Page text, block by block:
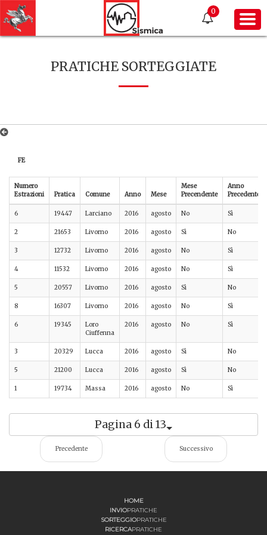
0
PRATICHE SORTEGGIATE
FE
Numero
Estrazioni
Pratica Comune Anno Mese
Mese
Precendente
Anno
Precedente
6 19447 Larciano 2016 agosto No Sì
2 21653 Livorno 2016 agosto Sì No
3 12732 Livorno 2016 agosto No Sì
4 11532 Livorno 2016 agosto No Sì
5 20557 Livorno 2016 agosto Sì No
8 16307 Livorno 2016 agosto No Sì
6 19345
Loro
Ciuffenna
2016 agosto No Sì
3 20329 Lucca 2016 agosto Sì No
5 21200 Lucca 2016 agosto Sì No
1 19734 Massa 2016 agosto No Sì
Pagina 6 di 13
Precedente Successivo
HOME
INVIOPRATICHE
SORTEGGIOPRATICHE
RICERCAPRATICHE